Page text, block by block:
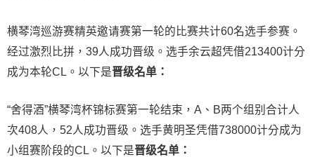
横琴湾巡游赛精英邀请赛第一轮的比赛共计60名选手参赛。
经过激烈比拼，39人成功晋级。选手余云超凭借213400计分
成为本轮CL。以下是晋级名单：
“舍得酒”横琴湾杯锦标赛第一轮结束，A、B两个组别合计人
次408人，52人成功晋级。选手黄明圣凭借738000计分成为
小组赛阶段的CL。以下是晋级名单：